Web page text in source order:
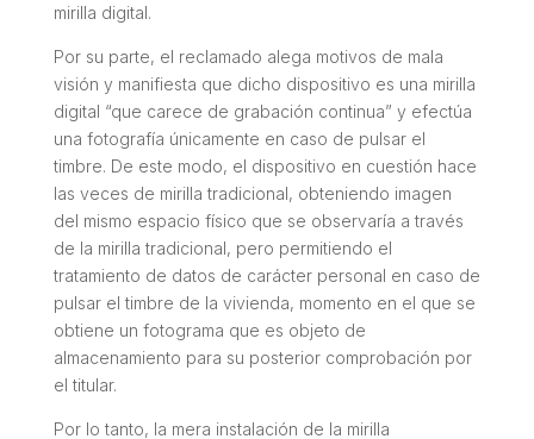
mirilla digital.
Por su parte, el reclamado alega motivos de mala
visión y manifiesta que dicho dispositivo es una mirilla
digital “que carece de grabación continua” y efectúa
una fotografía únicamente en caso de pulsar el
timbre. De este modo, el dispositivo en cuestión hace
las veces de mirilla tradicional, obteniendo imagen
del mismo espacio físico que se observaría a través
de la mirilla tradicional, pero permitiendo el
tratamiento de datos de carácter personal en caso de
pulsar el timbre de la vivienda, momento en el que se
obtiene un fotograma que es objeto de
almacenamiento para su posterior comprobación por
el titular.
Por lo tanto, la mera instalación de la mirilla